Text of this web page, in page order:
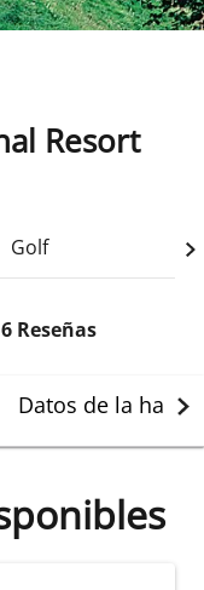
Resort
Golf
Reseñas
Datos de la